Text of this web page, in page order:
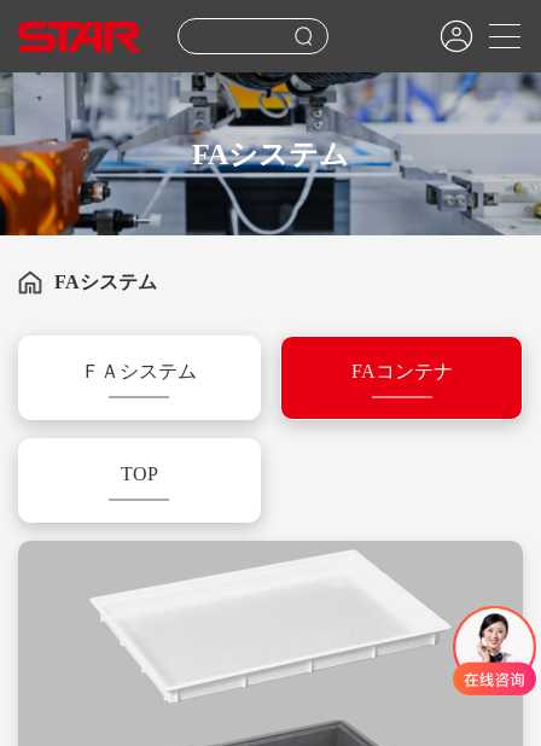
FAシステム
FAシステム
ＦＡシステム FAコンテナ
TOP